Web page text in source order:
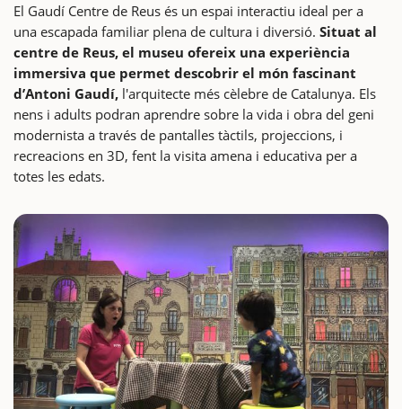
El Gaudí Centre de Reus és un espai interactiu ideal per a
una escapada familiar plena de cultura i diversió. Situat al
centre de Reus, el museu ofereix una experiència
immersiva que permet descobrir el món fascinant
d’Antoni Gaudí, l'arquitecte més cèlebre de Catalunya. Els
nens i adults podran aprendre sobre la vida i obra del geni
modernista a través de pantalles tàctils, projeccions, i
recreacions en 3D, fent la visita amena i educativa per a
totes les edats.